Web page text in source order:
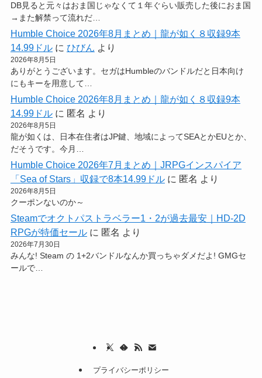
DB見ると元々はおま国じゃなくて１年ぐらい販売した後におま国
→また解禁って流れだ…
Humble Choice 2026年8月まとめ｜龍が如く８収録9本
14.99ドルに ひびん より
2026年8月5日
ありがとうございます。セガはHumbleのバンドルだと日本向け
にもキーを用意して…
Humble Choice 2026年8月まとめ｜龍が如く８収録9本
14.99ドルに 匿名 より
2026年8月5日
龍が如くは、日本在住者はJP鍵、地域によってSEAとかEUとか、
だそうです。今月…
Humble Choice 2026年7月まとめ｜JRPGインスパイア
「Sea of Stars」収録で8本14.99ドルに 匿名 より
2026年8月5日
クーポンないのか～
Steamでオクトパストラベラー1・2が過去最安｜HD-2D
RPGが特価セールに 匿名 より
2026年7月30日
みんな! Steam の 1+2バンドルなんか買っちゃダメだよ! GMGセ
ールで…
プライバシーポリシー